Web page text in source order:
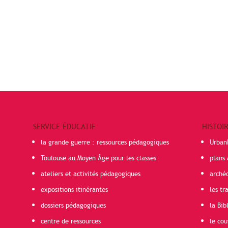
SERVICE ÉDUCATIF
la grande guerre : ressources pédagogiques
Toulouse au Moyen Âge pour les classes
ateliers et activités pédagogiques
expositions itinérantes
dossiers pédagogiques
centre de ressources
plans
les
la
le